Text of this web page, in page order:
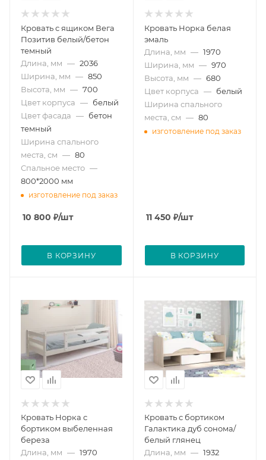
Кровать с ящиком Вега
Позитив белый/бетон
темный
Длина, мм — 2036
Ширина, мм — 850
Высота, мм — 700
Цвет корпуса — белый
Цвет фасада — бетон
темный
Ширина спального
места, см — 80
Спальное место —
800*2000 мм
изготовление под заказ
10 800 ₽/шт
В КОРЗИНУ
Кровать Норка белая
эмаль
Длина, мм — 1970
Ширина, мм — 970
Высота, мм — 680
Цвет корпуса — белый
Ширина спального
места, см — 80
изготовление под заказ
11 450 ₽/шт
В КОРЗИНУ
Кровать Норка с
бортиком выбеленная
береза
Длина, мм — 1970
Кровать с бортиком
Галактика дуб сонома/
белый глянец
Длина, мм — 1932